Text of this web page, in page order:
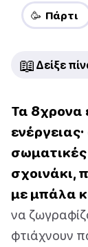
🥳 Πάρτι
📖 Δείξε
Τα 8χρονα
σχοινάκι,
με μπάλα
να
φτιάχνουν